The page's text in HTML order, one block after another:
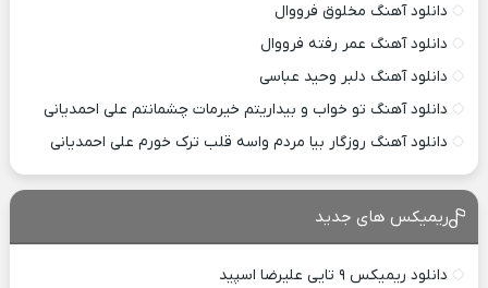
دانلود آهنگ مخلوق فرووال
دانلود آهنگ عمر رفته فرووال
دانلود آهنگ دلبر وحید عباسی
دانلود آهنگ تو خواب و بیداریتم خیرمات چشمانتم علی احمدیانی
دانلود آهنگ روزگار بیا مردم واسه قلب ترک خورم علی احمدیانی
ریمیکس های جدید
دانلود ریمیکس ۹ تایی علیرضا اسپید